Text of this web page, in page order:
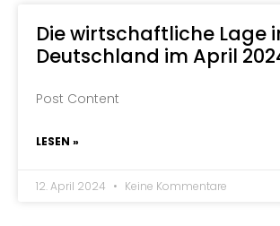
Die wirtschaftliche Lage
Deutschland im April
Post Content
LESEN »
12. April 2024 Keine Kommentare